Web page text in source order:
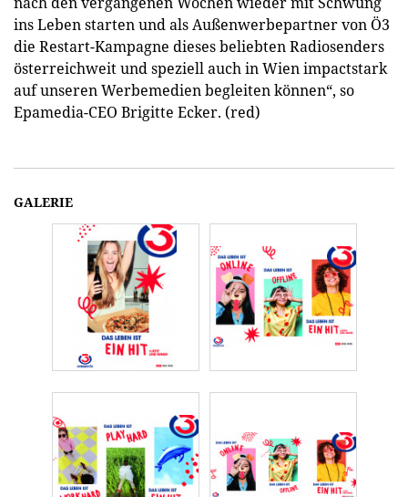
ins Leben starten und als Außenwerbepartner von Ö3
die Restart-Kampagne dieses beliebten Radiosenders
österreichweit und speziell auch in Wien impactstark
auf unseren Werbemedien begleiten können“, so
Epamedia-CEO Brigitte Ecker. (red)
GALERIE